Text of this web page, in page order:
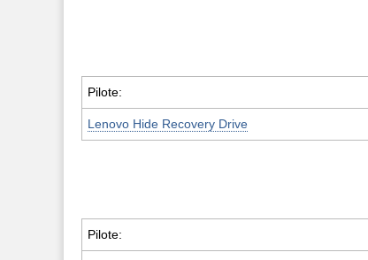
Pilote:
Lenovo Hide Recovery Drive
Pilote: